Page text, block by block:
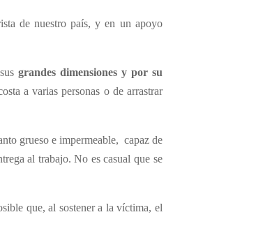
de nuestro país, y en un apoyo
susgrandes dimensiones y por su
a varias personas o de arrastrar
grueso e impermeable, capaz de
al trabajo. No es casual que se
que, al sostener a la víctima, el